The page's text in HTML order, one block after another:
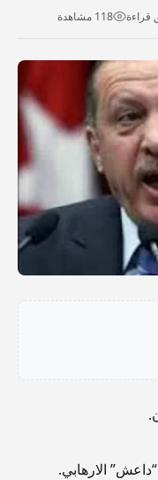
118 مشاهدة
الارهابي.